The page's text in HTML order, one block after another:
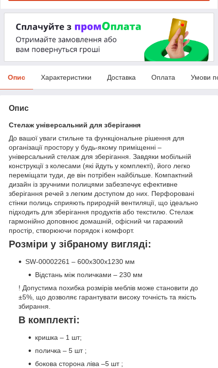
Опис Характеристики Доставка Оплата Умови
Опис
Стелаж універсальний для зберігання
До вашої уваги стильне та функціональне рішення для
організації простору у будь-якому приміщенні –
універсальний стелаж для зберігання. Завдяки мобільній
конструкції з колесами (які йдуть у комплекті), його легко
переміщати туди, де він потрібен найбільше. Компактний
дизайн із зручними полицями забезпечує ефективне
зберігання речей з легким доступом до них. Перфоровані
стінки полиць сприяють природній вентиляції, що ідеально
підходить для зберігання продуктів або текстилю. Стелаж
гармонійно доповнює домашній, офісний чи гаражний
простір, створюючи порядок і комфорт.
Розміри у зібраному вигляді:
SW-00002261 – 600х300х1230 мм
Відстань між поличками – 230 мм
! Допустима похибка розмірів меблів може становити до
±5%, що дозволяє гарантувати високу точність та якість
збирання.
В комплекті:
кришка – 1 шт;
поличка – 5 шт ;
бокова сторона ліва –5 шт ;